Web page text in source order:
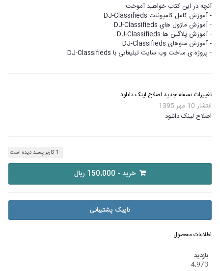
آنچه در این کتاب خواهید آموخت:
- آموزش کامل کامپوننت DJ-Classifieds
- آموزش ماژول های DJ-Classifieds
- آموزش پلاگین ها DJ-Classifieds
- آموزش منوهای DJ-Classifieds
- پروژه ی ساخت وب سایت تبلیغاتی با DJ-Classifieds
تغییرات نسخه جدید اصلاح لینک دانلود
انتشار 10 مهر 1395
اصلاح لینک دانلود
1 کاربر پسند دیده است
خرید - 150٬000 ریال
تاپیک پشتیبانی
اطلاعات محصول
بازدید
4,973